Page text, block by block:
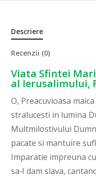
Descriere
Recenzii (0)
Viata Sfintei
al Ierusalimului,
O, Preacuvioasa
stralucesti in lumina
Multmilostivului
pacate si mantuire
Imparatie impreuna
sa‑I dam slava,